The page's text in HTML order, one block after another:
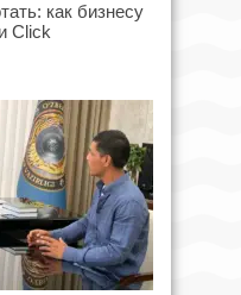
как бизнесу
Click